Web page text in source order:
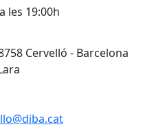
les 19:00h
Cervelló - Barcelona